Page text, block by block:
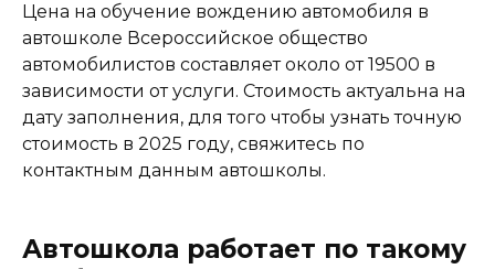
Цена на обучение вождению автомобиля в
автошколе Всероссийское общество
автомобилистов составляет около от 19500 в
зависимости от услуги. Стоимость актуальна на
дату заполнения, для того чтобы узнать точную
стоимость в 2025 году, свяжитесь по
контактным данным автошколы.
Автошкола работает по такому